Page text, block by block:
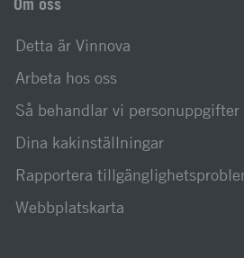
Om oss
Detta är Vinnova
Arbeta hos oss
Så behandlar vi personuppgifter
Dina kakinställningar
Rapportera
Webbplatskarta